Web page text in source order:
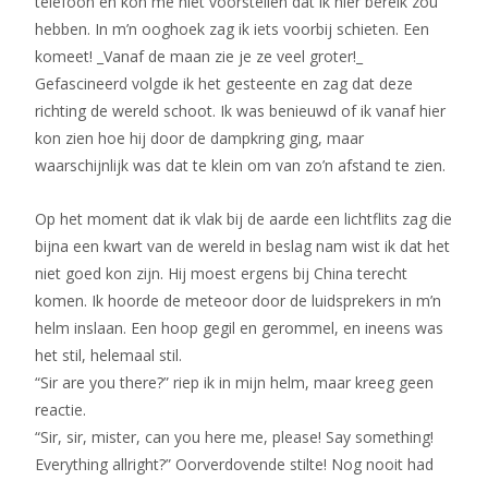
hebben. In m’n ooghoek zag ik iets voorbij schieten. Een
komeet! _Vanaf de maan zie je ze veel groter!_
Gefascineerd volgde ik het gesteente en zag dat deze
richting de wereld schoot. Ik was benieuwd of ik vanaf hier
kon zien hoe hij door de dampkring ging, maar
waarschijnlijk was dat te klein om van zo’n afstand te zien.
Op het moment dat ik vlak bij de aarde een lichtflits zag die
bijna een kwart van de wereld in beslag nam wist ik dat het
niet goed kon zijn. Hij moest ergens bij China terecht
komen. Ik hoorde de meteoor door de luidsprekers in m’n
helm inslaan. Een hoop gegil en gerommel, en ineens was
het stil, helemaal stil.
“Sir are you there?” riep ik in mijn helm, maar kreeg geen
reactie.
“Sir, sir, mister, can you here me, please! Say something!
Everything allright?” Oorverdovende stilte! Nog nooit had